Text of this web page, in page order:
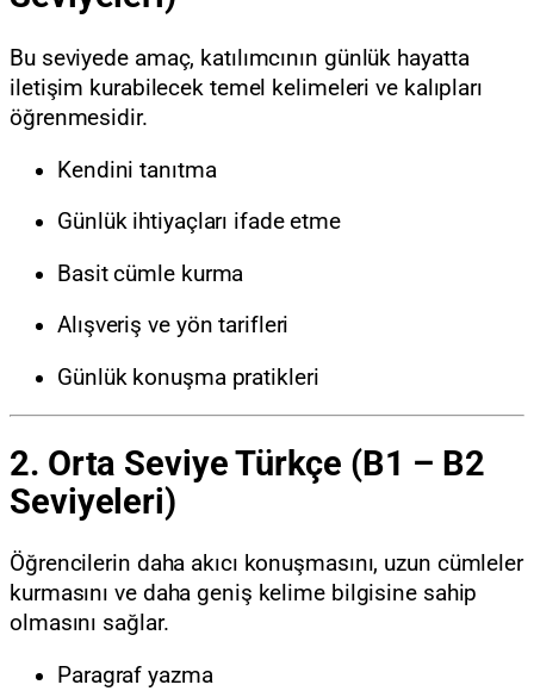
Bu seviyede amaç, katılımcının günlük hayatta
iletişim kurabilecek temel kelimeleri ve kalıpları
öğrenmesidir.
Kendini tanıtma
Günlük ihtiyaçları ifade etme
Basit cümle kurma
Alışveriş ve yön tarifleri
Günlük konuşma pratikleri
2. Orta Seviye Türkçe (B1 – B2
Seviyeleri)
Öğrencilerin daha akıcı konuşmasını, uzun cümleler
kurmasını ve daha geniş kelime bilgisine sahip
olmasını sağlar.
Paragraf yazma